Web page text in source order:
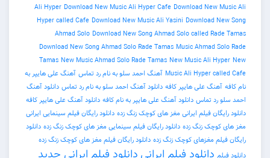
Ali Hyper Download New Music Ali Hyper Cafe Download New Music Ali
Hyper called Cafe Download New Music Ali Yasini Download New Song
Ahmad Solo Download New Song Ahmad Solo called Rade Tamas
Download New Song Ahmad Solo Rade Tamas Music Ahmad Solo Rade
Tamas New Music Ahmad Solo Rade Tamas New Music Ali Hyper New
Music Ali Hyper called Cafe آهنگ احمد سلو به نام رد تماس آهنگ علی هایپر به
نام کافه آهنگ علی هایپر کافه دانلود آهنگ احمد سلو به نام رد تماس دانلود آهنگ
احمد سلو رد تماس دانلود آهنگ علی هایپر به نام کافه دانلود آهنگ علی هایپر کافه
دانلود رایگان فیلم ایرانی مغز های کوچک زنگ زده دانلود رایگان فیلم سینمایی ایرانی
مغز های کوچک زنگ زده دانلود رایگان فیلم سینمایی مغز های کوچک زنگ زده دانلود
رایگان فیلم مغزهای کوچک زنگ زده دانلود رایگان فیلم مغز های کوچک زنگ زده
دانلود فیلم